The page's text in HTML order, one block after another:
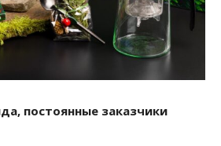
постоянные заказчики